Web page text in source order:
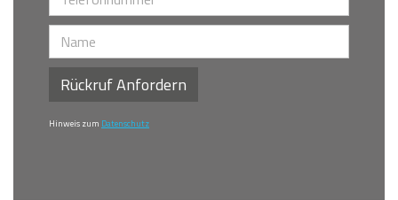
Rückruf Anfordern
Hinweis zum Datenschutz